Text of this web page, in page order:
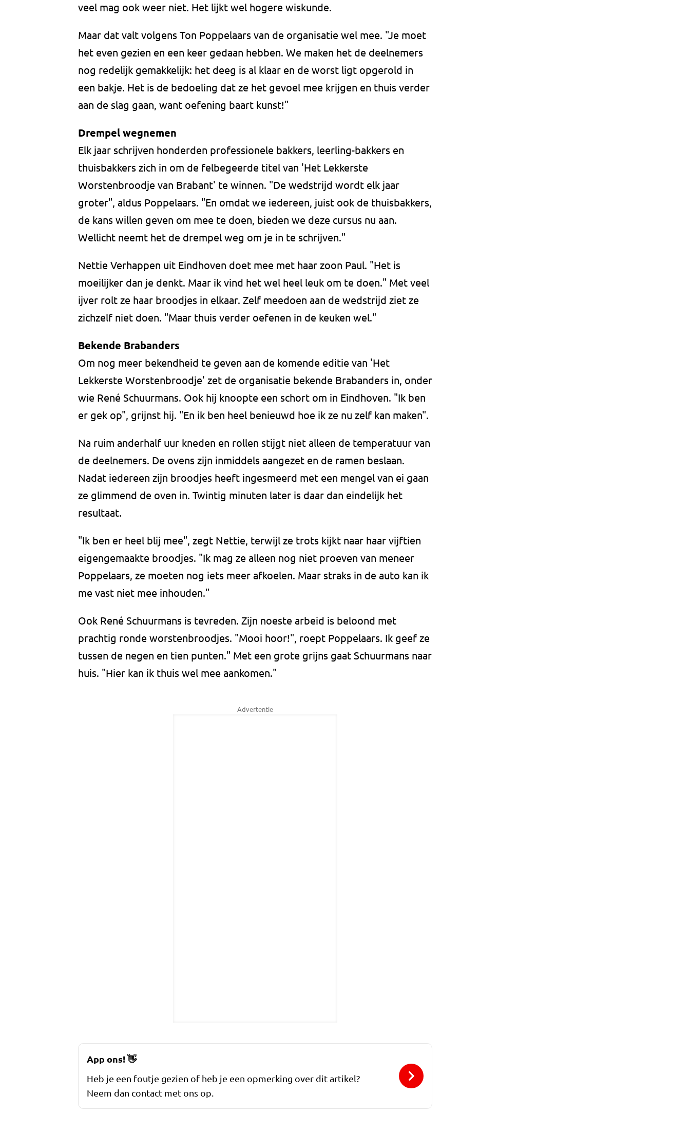
veel mag ook weer niet. Het lijkt wel hogere wiskunde.
Maar dat valt volgens Ton Poppelaars van de organisatie wel mee. "Je moet
het even gezien en een keer gedaan hebben. We maken het de deelnemers
nog redelijk gemakkelijk: het deeg is al klaar en de worst ligt opgerold in
een bakje. Het is de bedoeling dat ze het gevoel mee krijgen en thuis verder
aan de slag gaan, want oefening baart kunst!"
Drempel wegnemen
Elk jaar schrijven honderden professionele bakkers, leerling-bakkers en
thuisbakkers zich in om de felbegeerde titel van 'Het Lekkerste
Worstenbroodje van Brabant' te winnen. "De wedstrijd wordt elk jaar
groter", aldus Poppelaars. "En omdat we iedereen, juist ook de thuisbakkers,
de kans willen geven om mee te doen, bieden we deze cursus nu aan.
Wellicht neemt het de drempel weg om je in te schrijven."
Nettie Verhappen uit Eindhoven doet mee met haar zoon Paul. "Het is
moeilijker dan je denkt. Maar ik vind het wel heel leuk om te doen." Met veel
ijver rolt ze haar broodjes in elkaar. Zelf meedoen aan de wedstrijd ziet ze
zichzelf niet doen. "Maar thuis verder oefenen in de keuken wel."
Bekende Brabanders
Om nog meer bekendheid te geven aan de komende editie van 'Het
Lekkerste Worstenbroodje' zet de organisatie bekende Brabanders in, onder
wie René Schuurmans. Ook hij knoopte een schort om in Eindhoven. "Ik ben
er gek op", grijnst hij. "En ik ben heel benieuwd hoe ik ze nu zelf kan maken".
Na ruim anderhalf uur kneden en rollen stijgt niet alleen de temperatuur van
de deelnemers. De ovens zijn inmiddels aangezet en de ramen beslaan.
Nadat iedereen zijn broodjes heeft ingesmeerd met een mengel van ei gaan
ze glimmend de oven in. Twintig minuten later is daar dan eindelijk het
resultaat.
"Ik ben er heel blij mee", zegt Nettie, terwijl ze trots kijkt naar haar vijftien
eigengemaakte broodjes. "Ik mag ze alleen nog niet proeven van meneer
Poppelaars, ze moeten nog iets meer afkoelen. Maar straks in de auto kan ik
me vast niet mee inhouden."
Ook René Schuurmans is tevreden. Zijn noeste arbeid is beloond met
prachtig ronde worstenbroodjes. "Mooi hoor!", roept Poppelaars. Ik geef ze
tussen de negen en tien punten." Met een grote grijns gaat Schuurmans naar
huis. "Hier kan ik thuis wel mee aankomen."
Advertentie
App ons!👋
Heb je een foutje gezien of heb je een opmerking over dit artikel?
Neem dan contact met ons op.